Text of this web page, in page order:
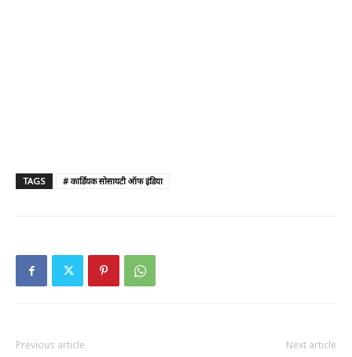
TAGS # कार्डियक सोसायटी ऑफ इंडिया
Previous article Next article